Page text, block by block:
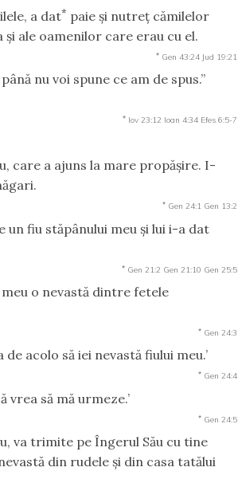
a dat* paie şi nutreţ cămilelor
ale oamenilor care erau cu el.
* Gen 43:24 Jud 19:21
până nu voi spune ce am de spus.”
* Iov 23:12 Ioan 4:34 Efes 6:5-7
care a ajuns la mare propăşire. I-
* Gen 24:1 Gen 13:2
un fiu stăpânului meu şi lui i-a dat
* Gen 21:2 Gen 21:10 Gen 25:5
meu o nevastă dintre fetele
* Gen 24:3
acolo să iei nevastă fiului meu.’
* Gen 24:4
vrea să mă urmeze.’
* Gen 24:5
va trimite pe Îngerul Său cu tine
din rudele şi din casa tatălui